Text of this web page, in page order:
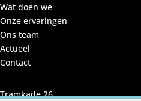
Wat doen we
Onze ervaringen
Ons team
Actueel
Contact
Tramkade 26